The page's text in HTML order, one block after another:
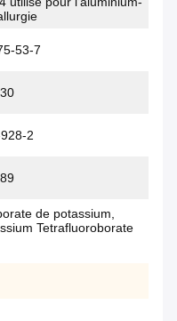
53-7
2
de potassium,
Tetrafluoroborate